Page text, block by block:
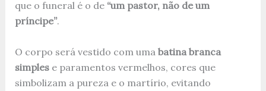
que o funeral é o de “um pastor, não de um
príncipe”.
O corpo será vestido com uma batina branca
simplese paramentos vermelhos, cores que
simbolizam a pureza e o martírio, evitando